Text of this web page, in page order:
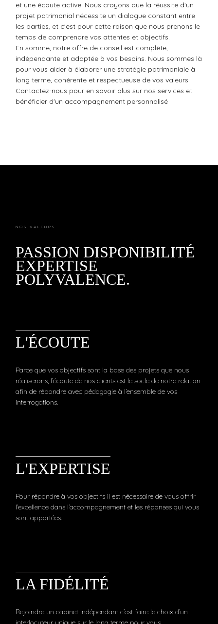
et une écoute active. Nous croyons que la réussite d'un
projet patrimonial nécessite un dialogue constant entre
les parties, et c'est pour cette raison que nous prenons le
temps de comprendre vos attentes et objectifs.
En somme, notre offre de conseil est complète,
indépendante et adaptée à vos besoins. Nous sommes là
pour vous aider à élaborer une stratégie patrimoniale à
long terme, cohérente et respectueuse de vos valeurs.
Contactez-nous pour en savoir plus sur nos services et
bénéficier d'un accompagnement personnalisé
NOS VALEURS
PASSION DISPONIBILITÉ
EXPERTISE
POLYVALENCE.
L'ÉCOUTE
Parce que vos objectifs sont la base des projets que nous
réaliserons, l’écoute de nos clients est le socle de notre relation
afin de répondre avec pédagogie à l’ensemble de vos
interrogations.
L'EXPERTISE
Pour répondre à vos objectifs il est nécessaire de vous offrir
l’excellence dans l’accompagnement et les réponses qui vous
sont apportées.
LA FIDÉLITÉ
Rejoindre un cabinet indépendant c’est faire le choix d’un